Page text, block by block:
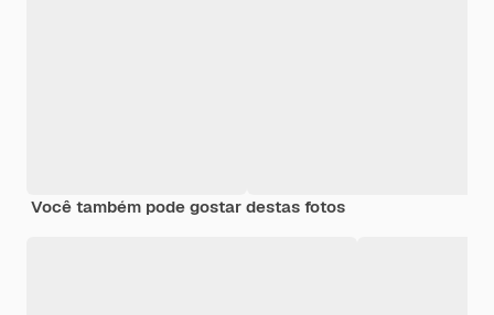
Você também pode gostar destas fotos